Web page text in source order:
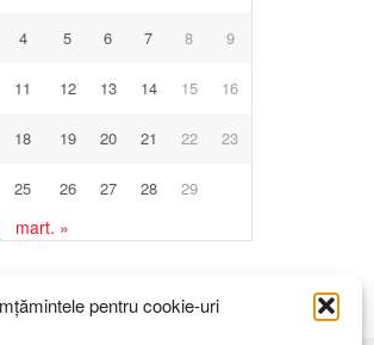
pentru cookie-uri
4 5 6 7 8 9
11 12 13 14 15 16
18 19 20 21 22 23
25 26 27 28 29
mart. »